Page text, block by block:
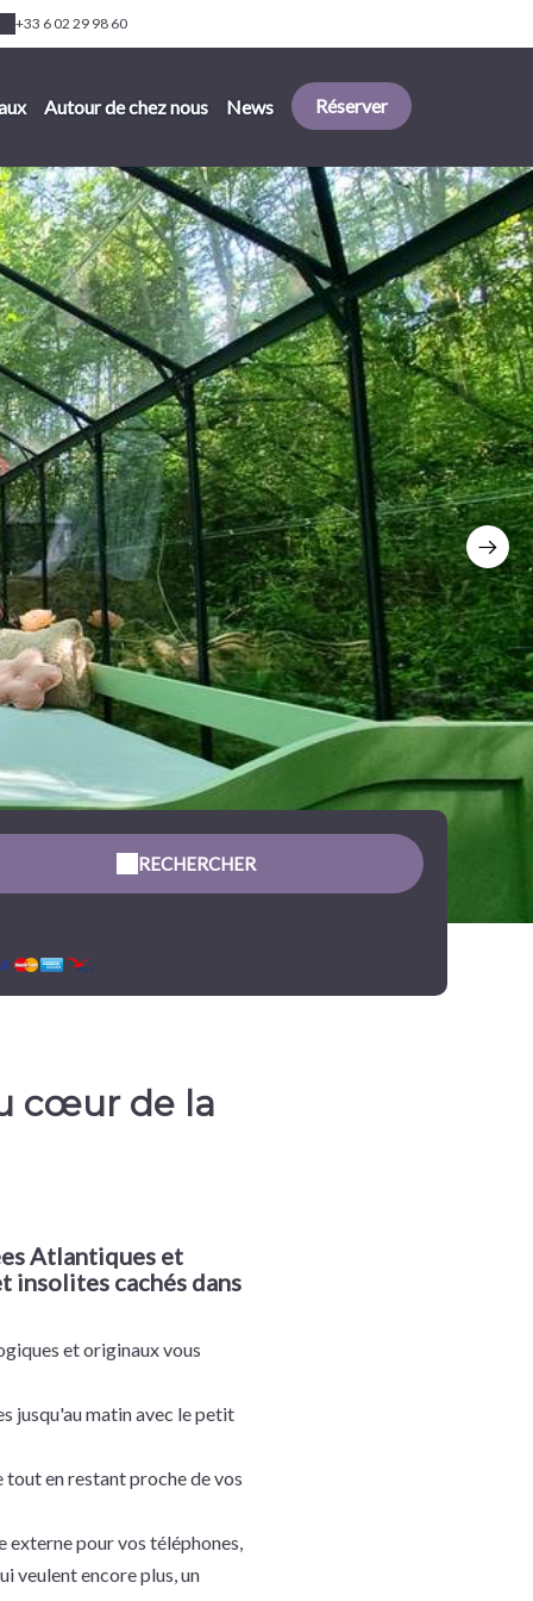
+33 6 02 29 98 60
Autour de chez nous News Réserver
RECHERCHER
cœur de la
Atlantiques et
insolites cachés dans
et originaux vous
jusqu'au matin avec le petit
tout en restant proche de vos
externe pour vos téléphones,
veulent encore plus, un